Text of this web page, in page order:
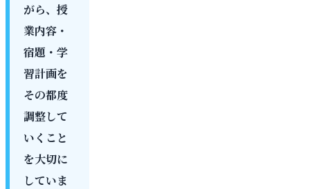
がら、授
業内容・
宿題・学
習計画を
その都度
調整して
いくこと
を大切に
していま